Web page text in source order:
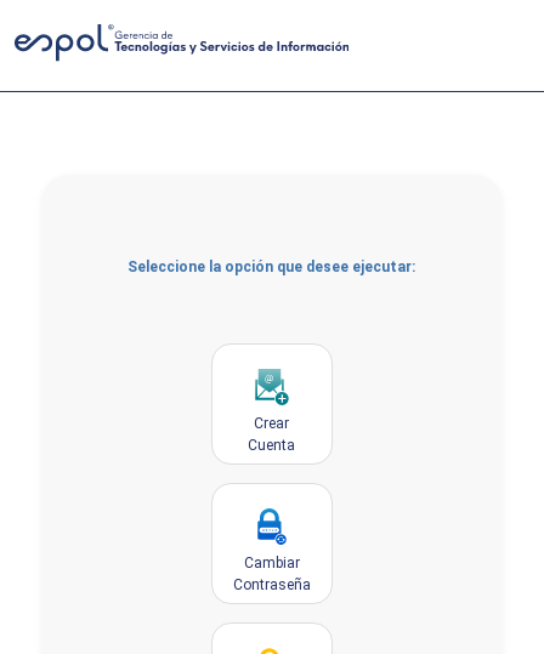
Seleccione la opción que desee ejecutar:
Crear
Cuenta
Cambiar
Contraseña